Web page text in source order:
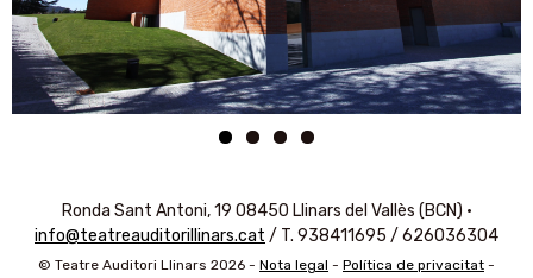
Ronda Sant Antoni, 19 08450 Llinars del Vallès (BCN) ·
info@teatreauditorillinars.cat / T. 938411695 / 626036304
© Teatre Auditori Llinars 2026 - Nota legal - Política de privacitat -